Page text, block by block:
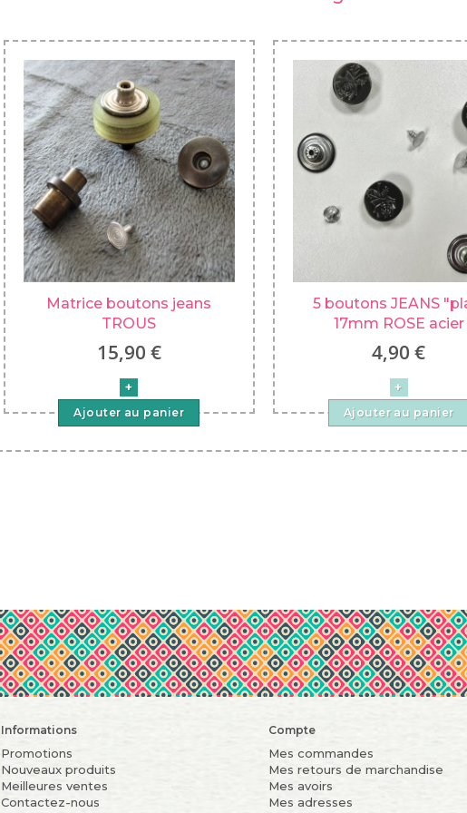
Matrice boutons jeans
TROUS
15,90 €
Ajouter au panier
5 boutons JEANS
17mm ROSE acier
4,90 €
Ajouter au panier
Informations
Promotions
Nouveaux produits
Meilleures ventes
Contactez-nous
Compte
Mes commandes
Mes retours de marchandise
Mes avoirs
Mes adresses